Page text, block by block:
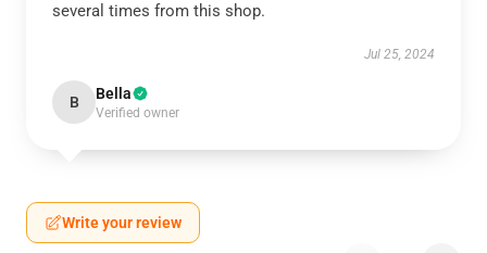
several times from this shop.
Jul 25, 2024
B Bella
Verified owner
Write your review